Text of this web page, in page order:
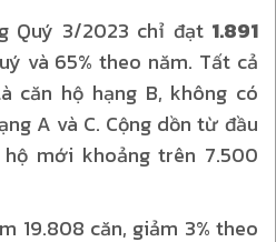
Quý 3/2023 chỉ đạt 1.891
và 65% theo năm. Tất cả
căn hộ hạng B, không có
A và C. Cộng dồn từ đầu
hộ mới khoảng trên 7.500
19.808 căn, giảm 3% theo